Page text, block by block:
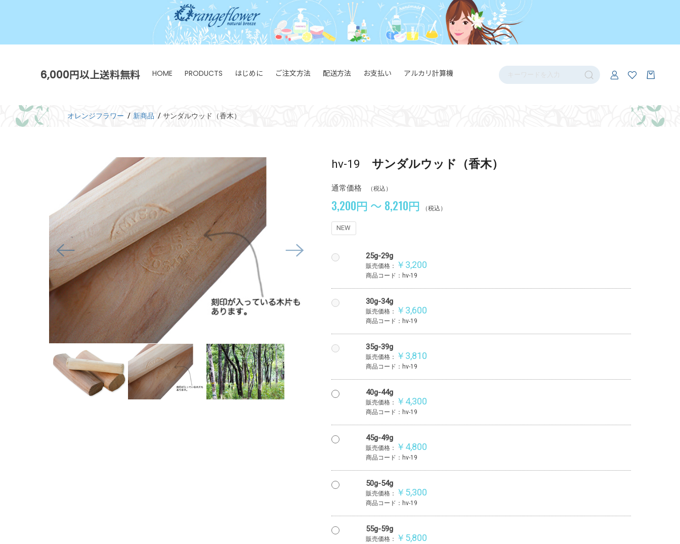
6,000円以上送料無料 HOME PRODUCTS はじめに ご注文方法 配送方法 お支払い アルカリ計算機
オレンジフラワー 新商品 サンダルウッド（香木）
hv-19 サンダルウッド（香木）
通常価格 （税込）
3,200円 ～ 8,210円 （税込）
NEW
25g-29g
販売価格： ￥3,200
商品コード：hv-19
30g-34g
販売価格： ￥3,600
商品コード：hv-19
35g-39g
販売価格： ￥3,810
商品コード：hv-19
40g-44g
販売価格： ￥4,300
商品コード：hv-19
45g-49g
販売価格： ￥4,800
商品コード：hv-19
50g-54g
販売価格： ￥5,300
商品コード：hv-19
55g-59g
販売価格： ￥5,800